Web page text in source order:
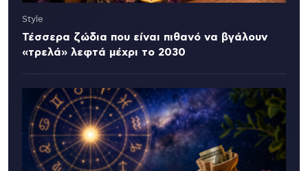
Style
Τέσσερα ζώδια που είναι πιθανό να βγάλουν
«τρελά» λεφτά μέχρι το 2030